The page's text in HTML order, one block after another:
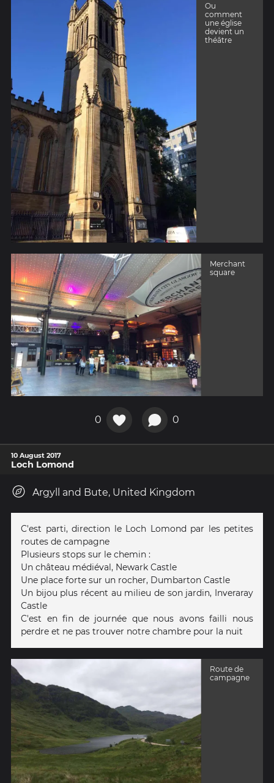
Ou
comment
une église
devient un
théâtre
Merchant
square
0 0
10 August 2017
Loch Lomond
Argyll and Bute, United Kingdom
C'est parti, direction le Loch Lomond par les petites
routes de campagne
Plusieurs stops sur le chemin :
Un château médiéval, Newark Castle
Une place forte sur un rocher, Dumbarton Castle
Un bijou plus récent au milieu de son jardin, Inveraray
Castle
C'est en fin de journée que nous avons failli nous
perdre et ne pas trouver notre chambre pour la nuit
Route de
campagne